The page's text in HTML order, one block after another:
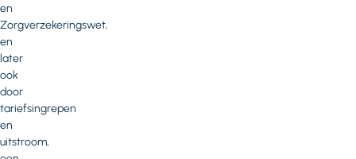
en
Zorgverzekeringswet,
en
later
ook
door
tariefsingrepen
en
uitstroom,